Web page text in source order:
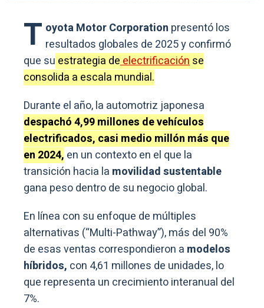
T oyota Motor Corporation presentó los
resultados globales de 2025 y confirmó
que su estrategia deelectrificaciónse
consolida a escala mundial.
Durante el año, la automotriz japonesa
despachó 4,99 millones de vehículos
electrificados, casi medio millón más que
en 2024, en un contexto en el que la
transición hacia la movilidad sustentable
gana peso dentro de su negocio global.
En línea con su enfoque de múltiples
alternativas (“Multi-Pathway”), más del 90%
de esas ventas correspondieron a modelos
híbridos, con 4,61 millones de unidades, lo
que representa un crecimiento interanual del
7%.